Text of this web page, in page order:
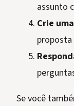
assunto
Crie
proposta
Se você